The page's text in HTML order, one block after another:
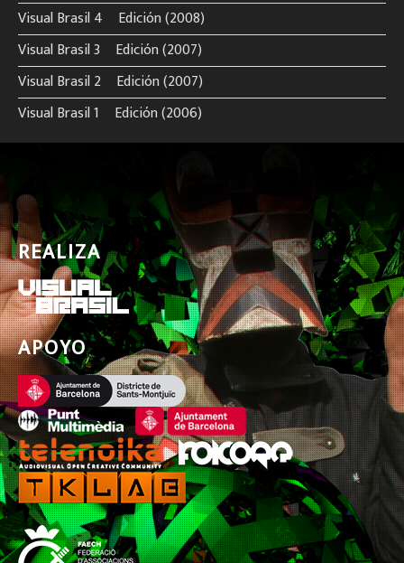
Visual Brasil 4º Edición (2008)
Visual Brasil 3º Edición (2007)
Visual Brasil 2º Edición (2007)
Visual Brasil 1º Edición (2006)
REALIZA
APOYO